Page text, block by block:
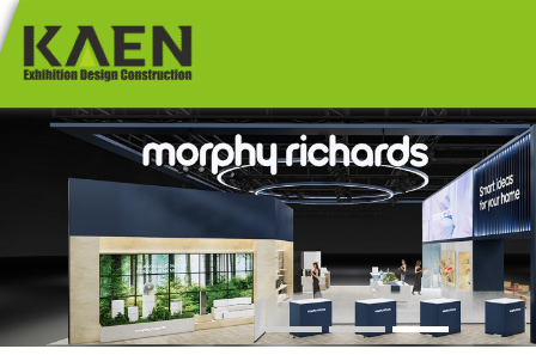
首 页
展览展会
海外展会
港澳展会
国内展会
商业空间
主题展厅